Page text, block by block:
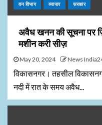
वन विभाग व्यापार सरकार
अवैध खनन की सूचना पर
मशीन करी सीज़
May 20, 2024 News
विकासनगर। तहसील
नदी में रात के समय अवैध...